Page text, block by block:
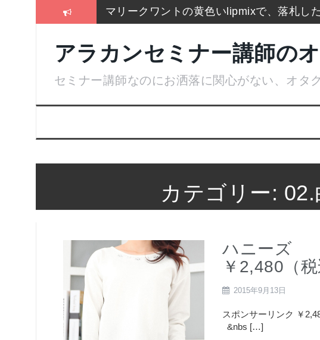
マリークワントの黄色いlipmixで、落札し
2017通販各社のおせち売れ筋ランキング
お手入れは押しちゃダメ,血管を広げてデ
名刺より大きいサイズのトレカケースでア
アラカンセミナー講師の
セミナー講師なのにお洒落に関心がない、オタ
カテゴリー: 02.
ハニーズ
￥2,480（税
2015年9月13日
スポンサーリンク ￥
&nbs […]